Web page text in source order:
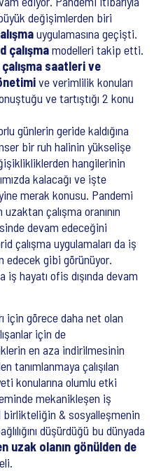
değişimlerden biri
uygulamasına geçişti.
çalışmamodelleri takip etti.
çalışma saatleri ve
ve verimlilik konuları
ve tartıştığı 2 konu
günlerin geride kaldığına
bir ruh halinin yükselişe
hangilerinin
kalacağı ve işte
merak konusu. Pandemi
çalışma oranının
devam edeceğini
çalışma uygulamaları da iş
edecek gibi görünüyor.
iş hayatı ofis dışında devam
için görece daha net olan
için de
en aza indirilmesinin
tanımlanmaya çalışılan
konularına olumlu etki
mekanikleşen iş
birlikteliğin & sosyalleşmenin
düşürdüğü bu dünyada
uzak olanın gönülden de